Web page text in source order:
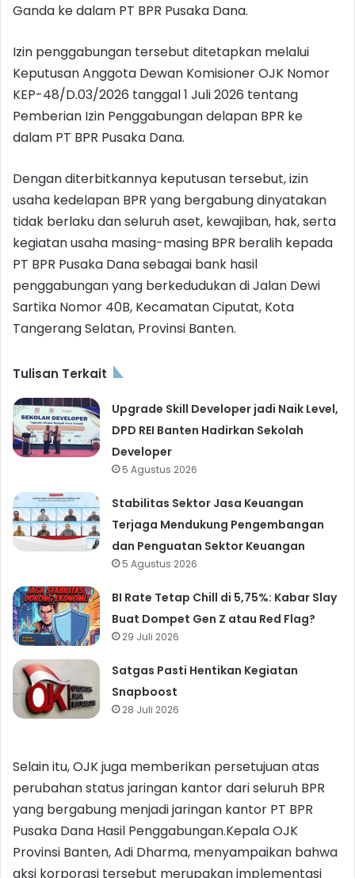
Ganda ke dalam PT BPR Pusaka Dana.
Izin penggabungan tersebut ditetapkan melalui
Keputusan Anggota Dewan Komisioner OJK Nomor
KEP-48/D.03/2026 tanggal 1 Juli 2026 tentang
Pemberian Izin Penggabungan delapan BPR ke
dalam PT BPR Pusaka Dana.
Dengan diterbitkannya keputusan tersebut, izin
usaha kedelapan BPR yang bergabung dinyatakan
tidak berlaku dan seluruh aset, kewajiban, hak, serta
kegiatan usaha masing-masing BPR beralih kepada
PT BPR Pusaka Dana sebagai bank hasil
penggabungan yang berkedudukan di Jalan Dewi
Sartika Nomor 40B, Kecamatan Ciputat, Kota
Tangerang Selatan, Provinsi Banten.
Tulisan Terkait
Upgrade Skill Developer jadi Naik Level,
DPD REI Banten Hadirkan Sekolah
Developer
5 Agustus 2026
Stabilitas Sektor Jasa Keuangan
Terjaga Mendukung Pengembangan
dan Penguatan Sektor Keuangan
5 Agustus 2026
BI Rate Tetap Chill di 5,75%: Kabar Slay
Buat Dompet Gen Z atau Red Flag?
29 Juli 2026
Satgas Pasti Hentikan Kegiatan
Snapboost
28 Juli 2026
Selain itu, OJK juga memberikan persetujuan atas
perubahan status jaringan kantor dari seluruh BPR
yang bergabung menjadi jaringan kantor PT BPR
Pusaka Dana Hasil Penggabungan.Kepala OJK
Provinsi Banten, Adi Dharma, menyampaikan bahwa
aksi korporasi tersebut merupakan implementasi